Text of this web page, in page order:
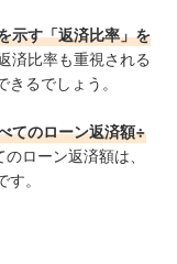
示す「返済比率」を
済比率も重視される
るでしょう。
てのローン返済額÷
ローン返済額は、
。